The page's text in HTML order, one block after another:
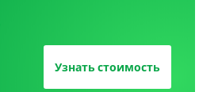
Узнать стоимость